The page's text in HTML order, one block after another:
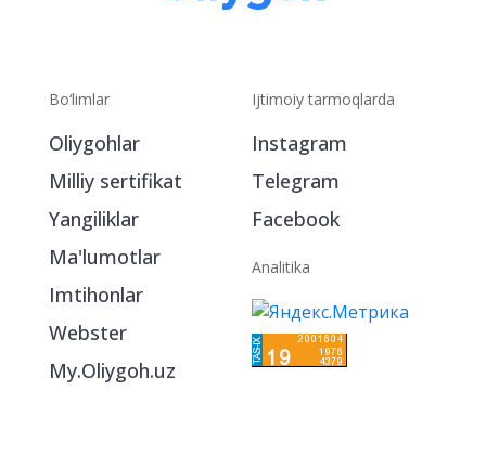
Bo‘limlar
Oliygohlar
Milliy sertifikat
Yangiliklar
Ma'lumotlar
Imtihonlar
Webster
My.Oliygoh.uz
Ijtimoiy tarmoqlarda
Instagram
Telegram
Facebook
Analitika